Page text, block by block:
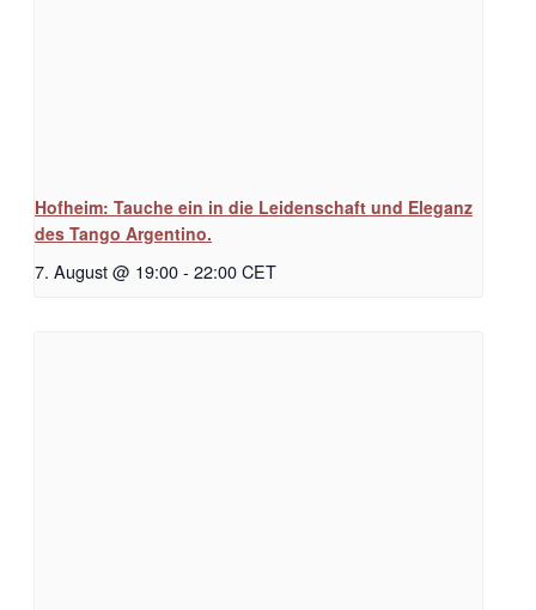
Hofheim: Tauche ein in die Leidenschaft und Eleganz
des Tango Argentino.
7. August @ 19:00- 22:00CET